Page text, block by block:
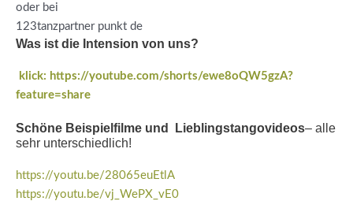
oder bei
123tanzpartner punkt de
Was ist die Intension von uns?
klick: https://youtube.com/shorts/ewe8oQW5gzA?
feature=share
Schöne Beispielfilme und Lieblingstangovideos– alle
sehr unterschiedlich!
https://youtu.be/28065euEtlA
https://youtu.be/vj_WePX_vE0